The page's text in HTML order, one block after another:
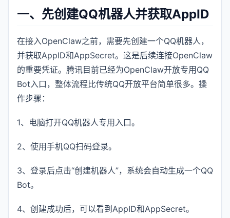
一、先创建QQ机器人并获取AppID
在接入OpenClaw之前，需要先创建一个QQ机器人，
并获取AppID和AppSecret。这是后续连接OpenClaw
的重要凭证。腾讯目前已经为OpenClaw开放专用QQ
Bot入口，整体流程比传统QQ开放平台简单很多。操
作步骤：
1、电脑打开QQ机器人专用入口。
2、使用手机QQ扫码登录。
3、登录后点击“创建机器人”，系统会自动生成一个QQ
Bot。
4、创建成功后，可以看到AppID和AppSecret。